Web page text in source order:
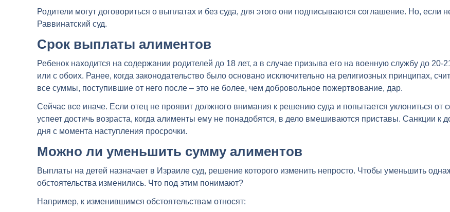
Родители могут договориться о выплатах и без суда, для этого они подписываются соглашение. Но,
Раввинатский суд.
Срок выплаты алиментов
Ребенок находится на содержании родителей до 18 лет, а в случае призыва его на военную службу до
или с обоих. Ранее, когда законодательство было основано исключительно на религиозных принципах,
все суммы, поступившие от него после – это не более, чем добровольное пожертвование, дар.
Сейчас все иначе. Если отец не проявит должного внимания к решению суда и попытается уклониться от
успеет достичь возраста, когда алименты ему не понадобятся, в дело вмешиваются приставы. Санкции к
дня с момента наступления просрочки.
Можно ли уменьшить сумму алиментов
Выплаты на детей назначает в Израиле суд, решение которого изменить непросто. Чтобы уменьшить
обстоятельства изменились. Что под этим понимают?
Например, к изменившимся обстоятельствам относят: